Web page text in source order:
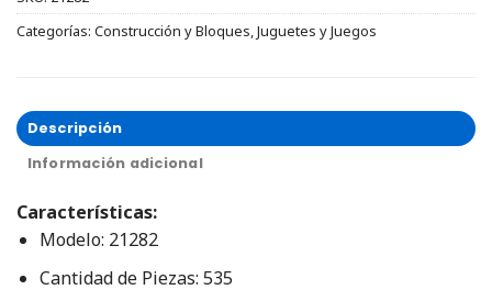
Categorías: Construcción y Bloques,Juguetes y Juegos
Descripción
Información adicional
Características:
Modelo: 21282
Cantidad de Piezas: 535